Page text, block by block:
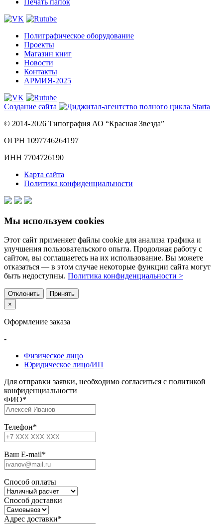
Полиграфическое оборудование
Проекты
Магазин книг
Новости
Контакты
АРМИЯ-2025
Создание сайта
© 2014-2026 Типография АО “Красная Звезда”
ОГРН 1097746264197
ИНН 7704726190
Карта сайта
Политика конфиденциальности
Мы используем cookies
Этот сайт применяет файлы cookie для анализа трафика и
улучшения пользовательского опыта. Продолжая работу с
сайтом, вы соглашаетесь на их использование. Вы можете
отказаться — в этом случае некоторые функции сайта могут
быть недоступны. Политика конфиденциальности >
Отклонить
Принять
×
Оформление заказа
-
Физическое лицо
Юридическое лицо/ИП
Для отправки заявки, необходимо согласиться с политикой
конфиденциальности
ФИО*
Телефон*
Ваш E-mail*
Способ оплаты
Способ доставки
Адрес доставки*